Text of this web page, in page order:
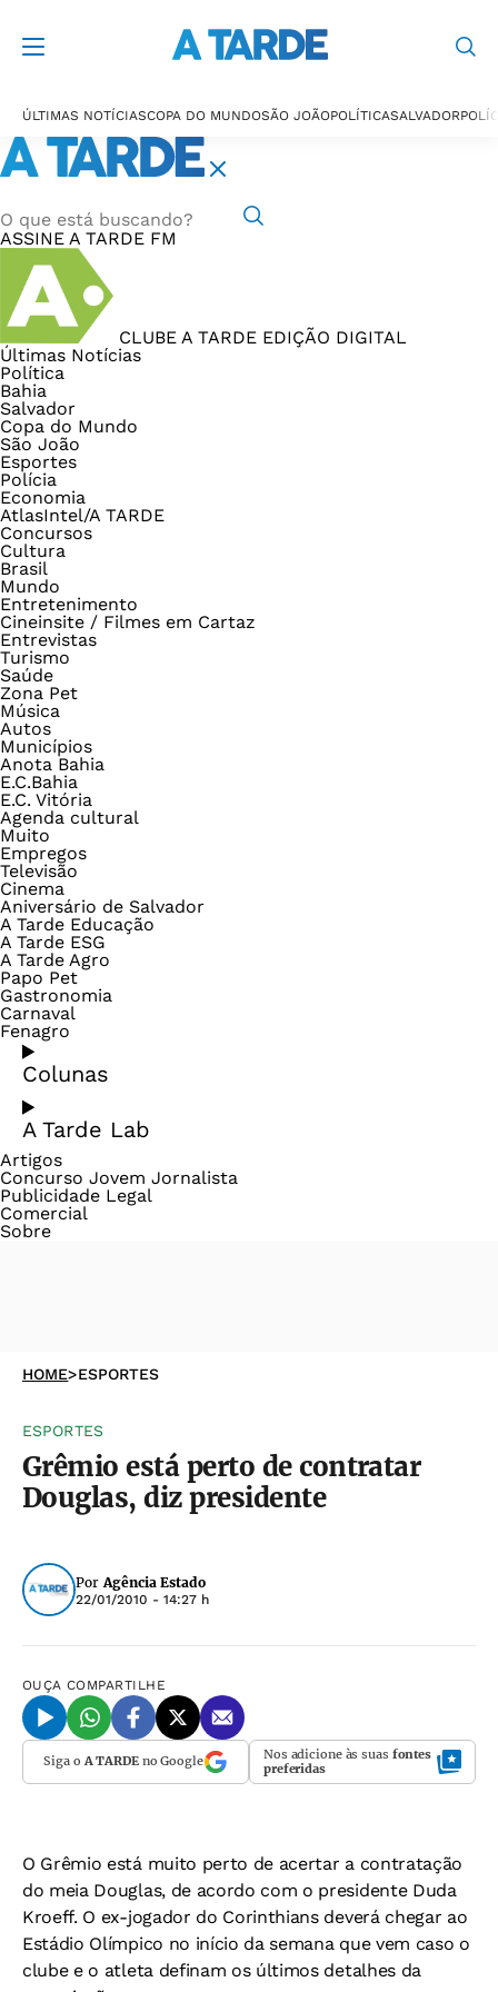
ÚLTIMAS NOTÍCIASCOPA DO MUNDOSÃO JOÃOPOLÍTICASALVADOR
ASSINE A TARDE FM
CLUBE A TARDE EDIÇÃO DIGITAL
Últimas Notícias
Política
Bahia
Salvador
Copa do Mundo
São João
Esportes
Polícia
Economia
AtlasIntel/A TARDE
Concursos
Cultura
Brasil
Mundo
Entretenimento
Cineinsite / Filmes em Cartaz
Entrevistas
Turismo
Saúde
Zona Pet
Música
Autos
Municípios
Anota Bahia
E.C.Bahia
E.C. Vitória
Agenda cultural
Muito
Empregos
Televisão
Cinema
Aniversário de Salvador
A Tarde Educação
A Tarde ESG
A Tarde Agro
Papo Pet
Gastronomia
Carnaval
Fenagro
Colunas
A Tarde Lab
Artigos
Concurso Jovem Jornalista
Publicidade Legal
Comercial
Sobre
HOME>ESPORTES
ESPORTES
Grêmio está perto de contratar
Douglas, diz presidente
Por Agência Estado
22/01/2010 - 14:27 h
OUÇA COMPARTILHE
Siga oA TARDEno Google Nos adicione às suas fontes
preferidas
O Grêmio está muito perto de acertar a contratação
do meia Douglas, de acordo com o presidente Duda
Kroeff. O ex-jogador do Corinthians deverá chegar ao
Estádio Olímpico no início da semana que vem caso o
clube e o atleta definam os últimos detalhes da